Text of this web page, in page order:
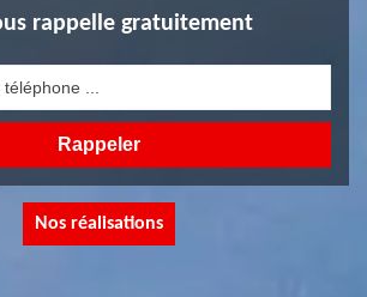
rappelle gratuitement
Nos réalisations